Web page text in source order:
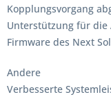
Kopplungsvorgang
Unterstützung für die
Firmware des Next
Andere
Verbesserte